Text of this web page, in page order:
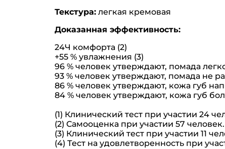
Текстура: легкая кремовая
Доказанная эффективность:
24Ч комфорта (2)
+55 % увлажнения (3)
96 % человек утверждают, помада
93 % человек утверждают, помада не
86 % человек утверждают, кожа губ
84 % человек утверждают, кожа губ
(1) Клинический тест при участии 24
(2) Самооценка при участии 57 человек.
(3) Клинический тест при участии 11
(4) Тест на удовлетворенность при